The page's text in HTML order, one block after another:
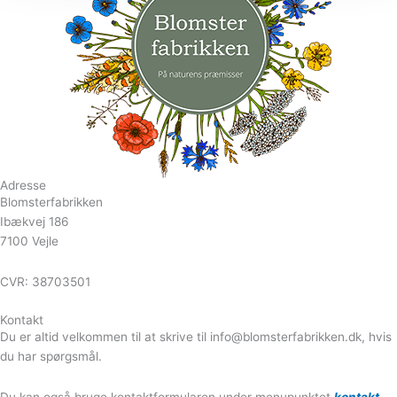
Adresse
Blomsterfabrikken
Ibækvej 186
7100 Vejle
CVR: 38703501
Kontakt
Du er altid velkommen til at skrive til info@blomsterfabrikken.dk, hvis
du har spørgsmål.